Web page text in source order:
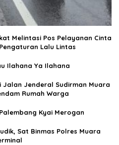
Melintasi Pos Pelayanan Cinta
Lalu Lintas
Ilahana Ya Ilahana
Jalan Jenderal Sudirman Muara
Rumah Warga
Kyai Merogan
Sat Binmas Polres Muara